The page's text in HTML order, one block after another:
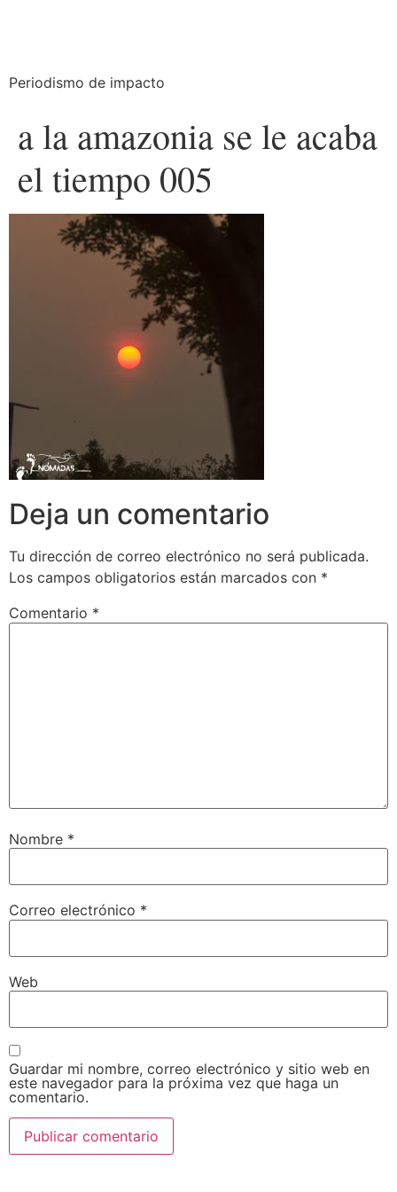
Periodismo de impacto
a la amazonia se le acaba
el tiempo 005
Deja un comentario
Tu dirección de correo electrónico no será publicada.
Los campos obligatorios están marcados con *
Comentario *
Nombre *
Correo electrónico *
Web
Guardar mi nombre, correo electrónico y sitio web en
este navegador para la próxima vez que haga un
comentario.